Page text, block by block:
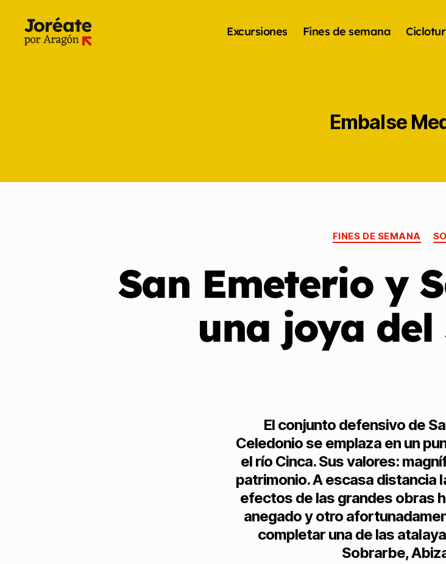
Excursiones Fines de semana
Embalse
FINES DE SEMANA
San Emeterio y
una joya del
El conjunto defensivo de
Celedonio se emplaza en un
el río Cinca. Sus valores:
patrimonio. A escasa distancia
efectos de las grandes obras
anegado y otro
completar una de las
Sobrarbe,